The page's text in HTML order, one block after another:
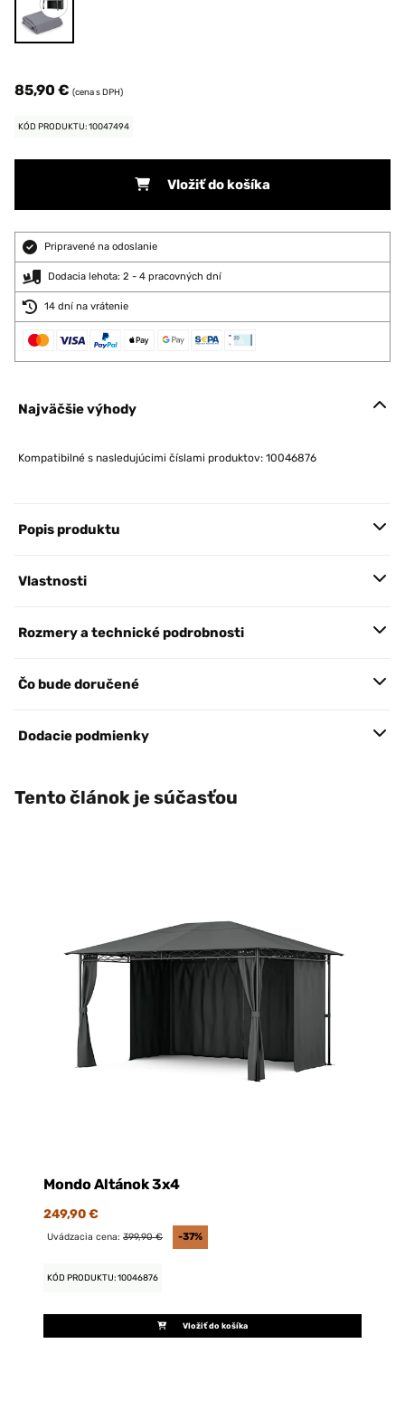
85,90 € (cena s DPH)
KÓD PRODUKTU: 10047494
Vložiť do košíka
Pripravené na odoslanie
Dodacia lehota: 2 - 4 pracovných dní
14 dní na vrátenie
Najväčšie výhody
Kompatibilné s nasledujúcimi číslami produktov: 10046876
Popis produktu
Vlastnosti
Rozmery a technické podrobnosti
Čo bude doručené
Dodacie podmienky
Tento článok je súčasťou
Mondo Altánok 3x4
249,90 €
Uvádzacia cena: 399,90 € -37%
KÓD PRODUKTU: 10046876
Vložiť do košíka